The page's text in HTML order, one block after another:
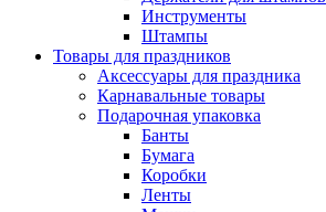
Инструменты
Штампы
Товары для праздников
Аксессуары для праздника
Карнавальные товары
Подарочная упаковка
Банты
Бумага
Коробки
Ленты